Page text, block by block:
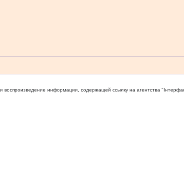
воспроизведение информации, содержащей ссылку на агентства